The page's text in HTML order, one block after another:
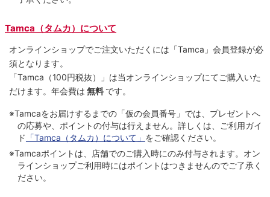
Tamca（タムカ）について
オンラインショップでご注⽂いただくには「Tamca」会員登録が必
須となります。
「Tamca （100円税抜）
」は当オンラインショップにてご購⼊いた
だけます。 年会費は 無料 です。
※Tamcaをお届けするまでの「仮の会員番号」では、プレゼントへ
の応募や、ポイントの付与は⾏えません。詳しくは、ご利⽤ガイ
ド 「Tamca（タムカ）について」 をご確認ください。
※Tamcaポイントは、店舗でのご購⼊時にのみ付与されます。オン
ラインショップご利用時にはポイントはつきませんのでご了承く
ださい。